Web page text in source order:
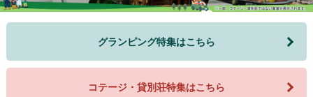
コテージ・貸別荘特集はこちら
グランピング特集はこちら